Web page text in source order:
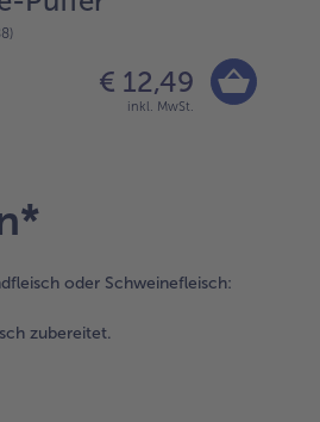
€ 12,49
inkl. MwSt.
oder Schweinefleisch:
zubereitet.